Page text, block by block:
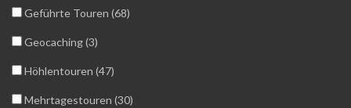
Geführte Touren (68)
Geocaching (3)
Höhlentouren (47)
Mehrtagestouren (30)